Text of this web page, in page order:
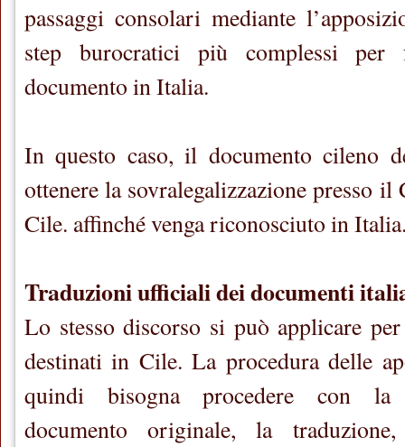
passaggi consolari mediante
step burocratici più complessi per
documento in Italia.
In questo caso, il documento cileno
ottenere la sovralegalizzazione presso
Cile. affinché venga riconosciuto in
Traduzioni ufficiali dei documenti
Lo stesso discorso si può applicare
destinati in Cile. La procedura delle
quindi bisogna procedere con la
documento originale, la traduzione,